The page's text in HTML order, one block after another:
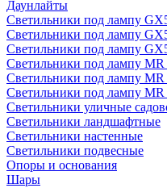
Даунлайты
Светильники под лампу
Светильники под лампу
Светильники под лампу
Светильники под лампу MR
Светильники под лампу MR
Светильники под лампу MR
Светильники уличные
Светильники ландшафтные
Светильники настенные
Светильники подвесные
Опоры и основания
Шары